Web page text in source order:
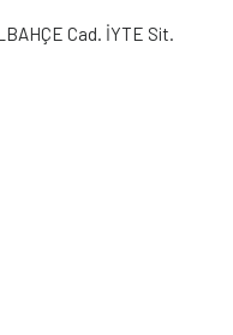
Cad. İYTE Sit.